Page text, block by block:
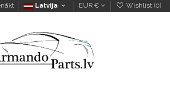
Latvija EUR € Wishlist (0)